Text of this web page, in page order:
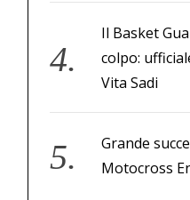
Il Basket
colpo:
Vita Sadi
Grande
Motocross